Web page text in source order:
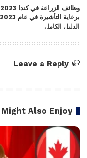
الدليل الكامل
Leave a Reply
Might Also Enjoy